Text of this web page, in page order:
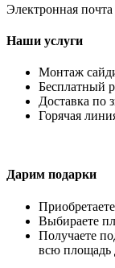
Электронная почта
Наши услуги
Монтаж
Бесплатный
Доставка по
Горячая
Дарим подарки
Выбираете
Получаете
всю площадь